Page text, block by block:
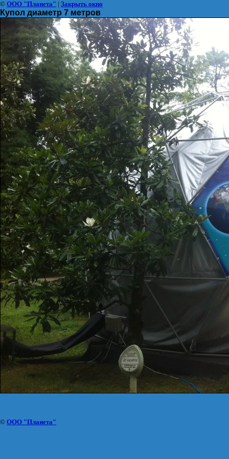
© ООО "Планета" | Закрыть окно
Купол диаметр 7 метров
© ООО "Планета"